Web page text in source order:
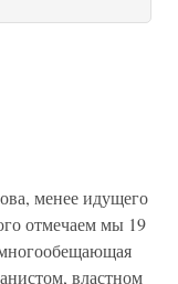
менее идущего
отмечаем мы 19
властном